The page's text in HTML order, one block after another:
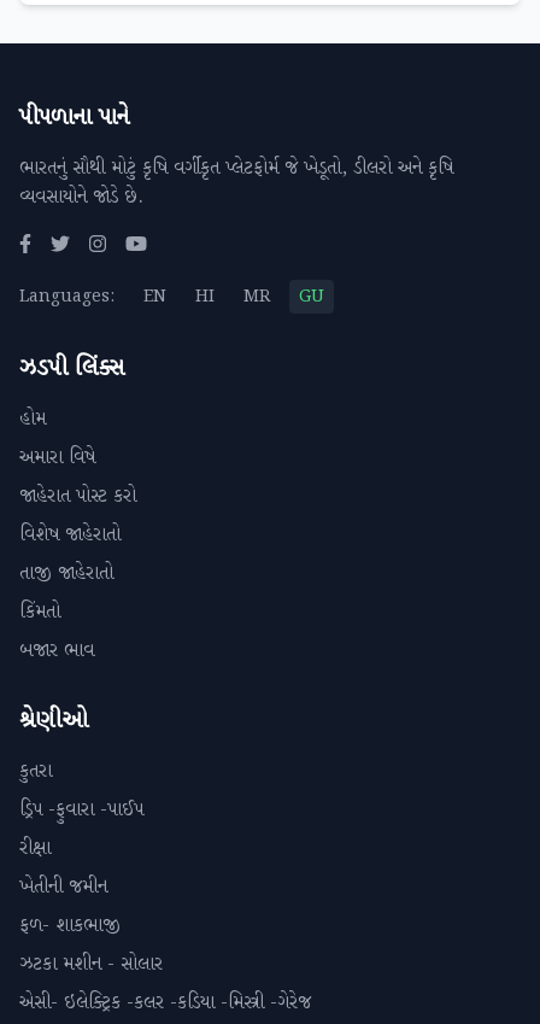
પીપળાના પાને
ભારતનું સૌથી મોટું કૃષિ વર્ગીકૃત પ્લેટફોર્મ જે ખેડૂતો, ડીલરો અને કૃષિ
વ્યવસાયોને જોડે છે.
Languages: EN HI MR GU
ઝડપી લિંક્સ
હોમ
અમારા વિષે
જાહેરાત પોસ્ટ કરો
વિશેષ જાહેરાતો
તાજી જાહેરાતો
કિંમતો
બજાર ભાવ
શ્રેણીઓ
કુતરા
ડ્રિપ -ફુવારા -પાઈપ
રીક્ષા
ખેતીની જમીન
ફળ- શાકભાજી
ઝટકા મશીન - સોલાર
એસી- ઇલેક્ટ્રિક -કલર -કડિયા -મિસ્ત્રી -ગેરેજ